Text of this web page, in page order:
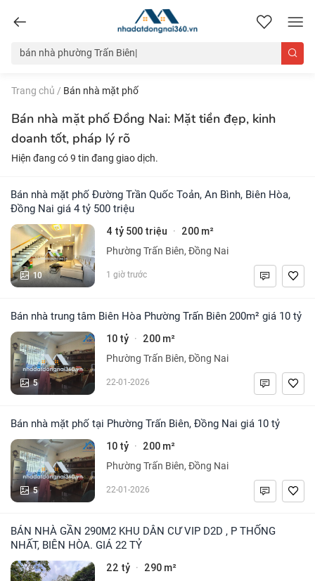
nhadatdongnai360.vn
Trang chủ / Bán nhà mặt phố
Bán nhà mặt phố Đồng Nai: Mặt tiền đẹp, kinh
doanh tốt, pháp lý rõ
Hiện đang có 9 tin đang giao dịch.
Bán nhà mặt phố Đường Trần Quốc Toản, An Bình, Biên Hòa,
Đồng Nai giá 4 tỷ 500 triệu
10
4 tỷ 500 triệu · 200 m²
Phường Trấn Biên, Đồng Nai
1 giờ trước
Bán nhà trung tâm Biên Hòa Phường Trấn Biên 200m² giá 10 tỷ
5
10 tỷ · 200 m²
Phường Trấn Biên, Đồng Nai
22-01-2026
Bán nhà mặt phố tại Phường Trấn Biên, Đồng Nai giá 10 tỷ
5
10 tỷ · 200 m²
Phường Trấn Biên, Đồng Nai
22-01-2026
BÁN NHÀ GẦN 290M2 KHU DÂN CƯ VIP D2D , P THỐNG
NHẤT, BIÊN HÒA. GIÁ 22 TỶ
22 tỷ · 290 m²